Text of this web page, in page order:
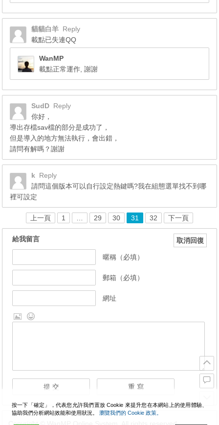
貓貓白羊 Reply
載點已失連QQ
WanMP
載點正常運作, 謝謝
SudD Reply
你好，
導出存檔sav檔的部分是成功了，
但是導入的地方無法執行，會出錯，
請問有解嗎？謝謝
k Reply
請問這個版本可以自行設定熱鍵嗎?我在組態選單找不到哪
裡可設定
上一頁 1 … 29 30 31 32 下一頁
給我留言 取消回復
暱稱（必填）
郵箱（必填）
網址
按一下「確定」，代表您允許我們置放 Cookie 來提升您在本網站上的使用體驗、
協助我們分析網站效能和使用狀況。 瀏覽我們的 Cookie 政策。